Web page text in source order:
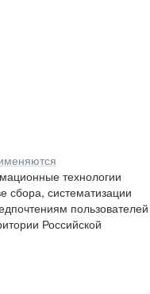
технологии
сбора, систематизации
пользователей
Российской